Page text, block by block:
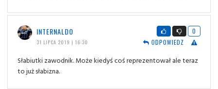
INTERNALDO
31 LIPCA 2019 | 16:30
0
ODPOWIEDZ
Słabiutki zawodnik. Może kiedyś coś reprezentował ale teraz
to już słabizna.